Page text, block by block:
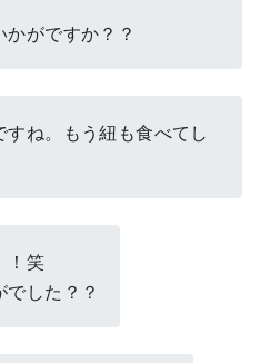
かがですか？？
すね。もう紐も食べてし
！笑
でした？？